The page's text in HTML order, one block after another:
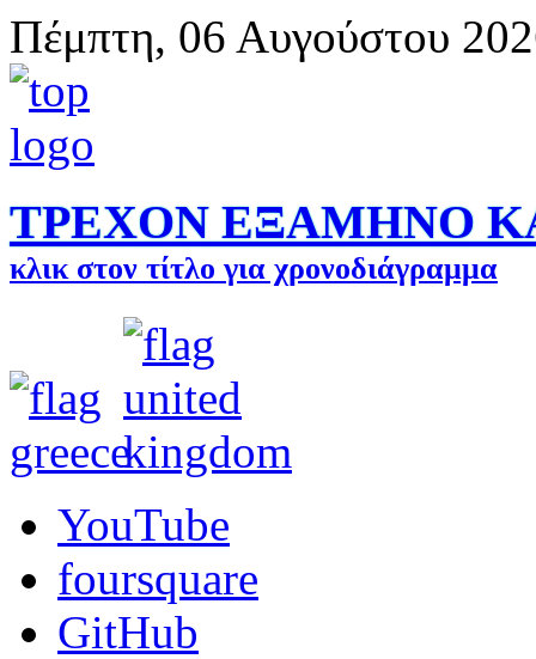
Πέμπτη, 06 Αυγούστου
ΤΡΕΧΟΝ ΕΞΑΜΗΝΟ
κλικ στον τίτλο για χρονοδιάγραμμα
YouTube
foursquare
GitHub